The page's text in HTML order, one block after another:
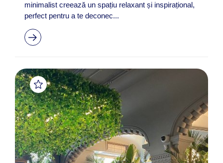
minimalist creează un spațiu relaxant și inspirațional,
perfect pentru a te deconec...